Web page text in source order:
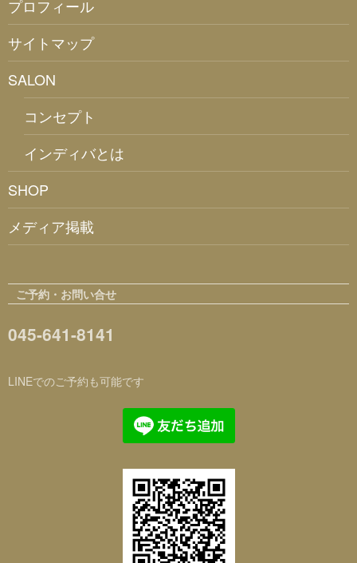
プロフィール
サイトマップ
SALON
コンセプト
インディバとは
SHOP
メディア掲載
ご予約・お問い合せ
045-641-8141
LINEでのご予約も可能です